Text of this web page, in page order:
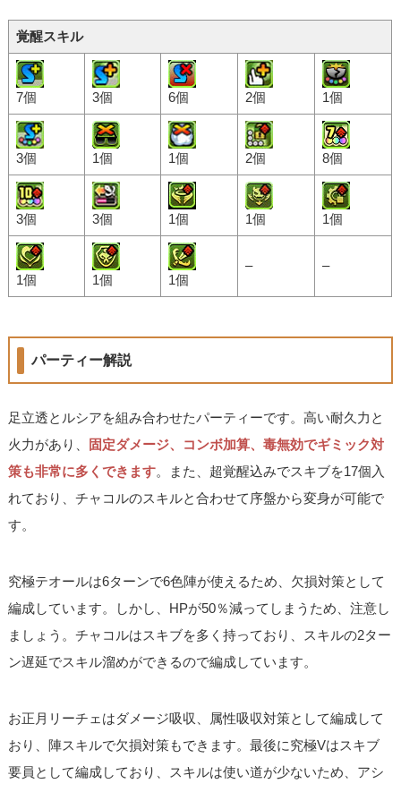
覚醒スキル
7個 3個 6個 2個 1個
3個 1個 1個 2個 8個
3個 3個 1個 1個 1個
1個 1個 1個
– –
パーティー解説
足立透とルシアを組み合わせたパーティーです。高い耐久力と
火力があり、
固定ダメージ、コンボ加算、毒無効でギミック対
策も非常に多くできます。また、超覚醒込みでスキブを17個入
れており、チャコルのスキルと合わせて序盤から変身が可能で
す。
究極テオールは6ターンで6色陣が使えるため、欠損対策として
編成しています。しかし、HPが50％減ってしまうため、注意し
ましょう。チャコルはスキブを多く持っており、スキルの2ター
ン遅延でスキル溜めができるので編成しています。
お正月リーチェはダメージ吸収、属性吸収対策として編成して
おり、陣スキルで欠損対策もできます。最後に究極Vはスキブ
要員として編成しており、スキルは使い道が少ないため、アシ